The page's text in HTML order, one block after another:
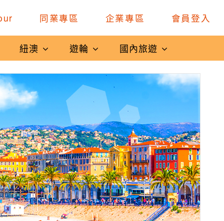
同業專區 企業專區 會員登入
紐澳 遊輪 國內旅遊